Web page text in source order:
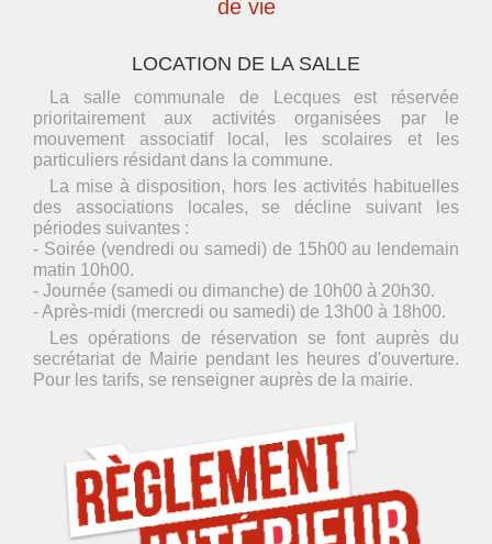
de vie
LOCATION DE LA SALLE
La salle communale de Lecques est réservée
prioritairement aux activités organisées par le
mouvement associatif local, les scolaires et les
particuliers résidant dans la commune.
La mise à disposition, hors les activités habituelles
des associations locales, se décline suivant les
périodes suivantes :
- Soirée (vendredi ou samedi) de 15h00 au lendemain
matin 10h00.
- Journée (samedi ou dimanche) de 10h00 à 20h30.
- Après-midi (mercredi ou samedi) de 13h00 à 18h00.
Les opérations de réservation se font auprès du
secrétariat de Mairie pendant les heures d'ouverture.
Pour les tarifs, se renseigner auprès de la mairie.